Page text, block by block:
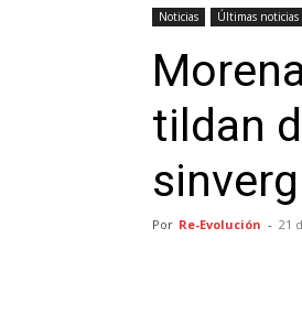
Noticias Últimas noticias
tildan
Por Re-Evolución - 21